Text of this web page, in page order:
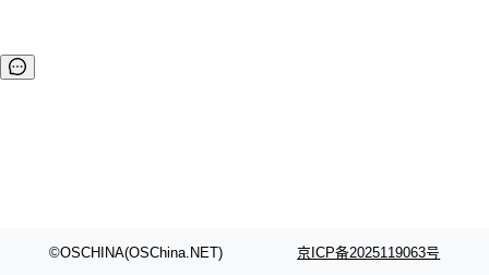
©OSCHINA(OSChina.NET) 京ICP备2025119063号